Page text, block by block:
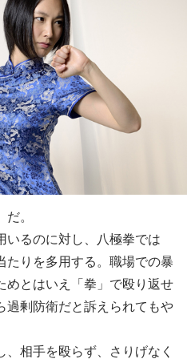
。
いるのに対し、八極拳では
たりを多用する。職場での暴
めとはいえ「拳」で殴り返せ
過剰防衛だと訴えられてもや
相手を殴らず、さりげなく